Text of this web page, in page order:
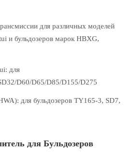
для различных моделей
и бульдозеров марок HBXG,
для
D60/D65/D85/D155/D275
для бульдозеров TY165-3, SD7,
для Бульдозеров